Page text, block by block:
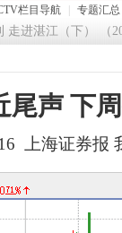
栏目导航 专题汇总
进湛江（下） （
声 下
上海证券报